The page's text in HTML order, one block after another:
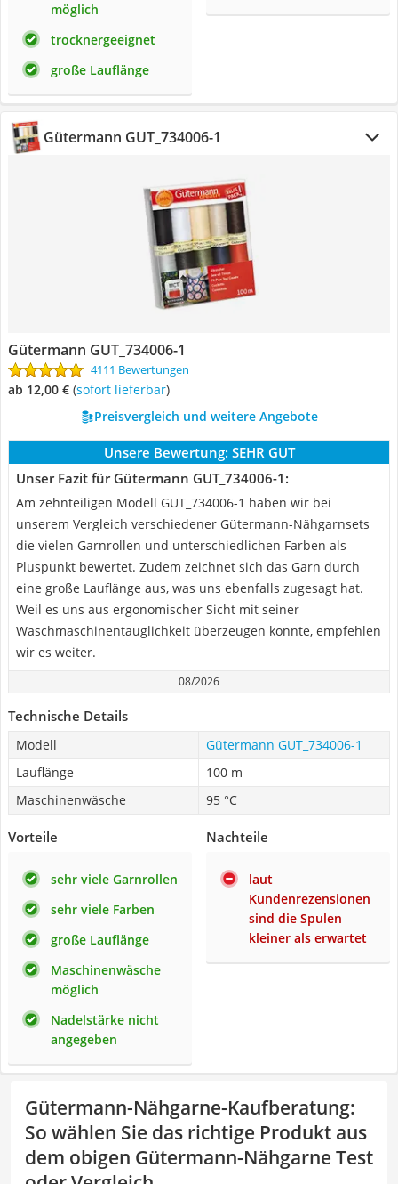
möglich
trocknergeeignet
große Lauflänge
Gütermann GUT_734006-1
Gütermann GUT_734006-1
4111 Bewertungen
ab 12,00 € ( Sofort lieferbar)
Preisvergleich und weitere Angebote
Unsere Bewertung: SEHR GUT
Unser Fazit für Gütermann GUT_734006-1:
Am zehnteiligen Modell GUT_734006-1 haben wir bei
unserem Vergleich verschiedener Gütermann-Nähgarnsets
die vielen Garnrollen und unterschiedlichen Farben als
Pluspunkt bewertet. Zudem zeichnet sich das Garn durch
eine große Lauflänge aus, was uns ebenfalls zugesagt hat.
Weil es uns aus ergonomischer Sicht mit seiner
Waschmaschinentauglichkeit überzeugen konnte, empfehlen
wir es weiter.
08/2026
Technische Details
Modell
Gütermann GUT_734006-1
Lauflänge
100 m
Maschinenwäsche
95 °C
Vorteile
sehr viele Garnrollen
sehr viele Farben
große Lauflänge
Maschinenwäsche
möglich
Nadelstärke nicht
angegeben
Nachteile
laut
Kundenrezensionen
sind die Spulen
kleiner als erwartet
Gütermann-Nähgarne-Kaufberatung:
So wählen Sie das richtige Produkt aus
dem obigen Gütermann-Nähgarne Test